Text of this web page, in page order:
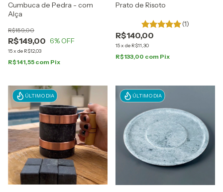
Cumbuca de Pedra - com
Alça
R$149,00
R$159,00
6% OFF
15x de R$12,03
R$141,55 com Pix
Prato de Risoto
(1)
R$140,00
15x de R$11,30
R$133,00 com Pix
ÚLTIMO DIA ÚLTIMO DIA